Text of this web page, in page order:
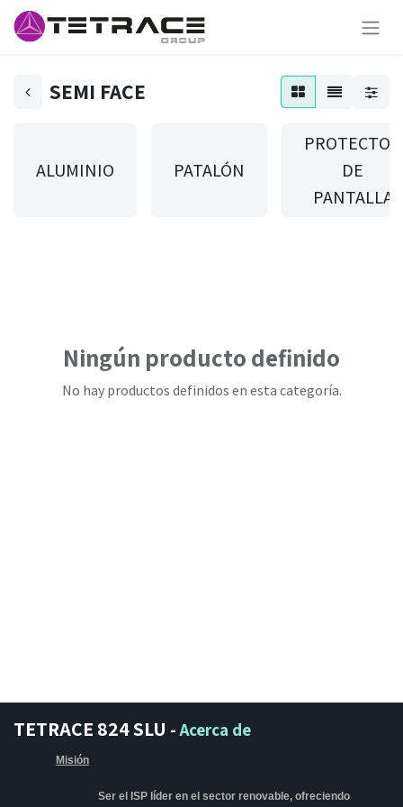
SEMI FACE
ALUMINIO PATALÓN
PROTECTOR
DE
PANTALLA
Ningún producto definido
No hay productos definidos en esta categoría.
TETRACE 824 SLU -Acerca de
Misión
Ser el ISP líder en el sector renovable, ofreciendo